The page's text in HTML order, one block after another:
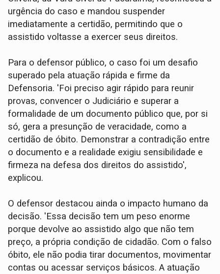
urgência do caso e mandou suspender
imediatamente a certidão, permitindo que o
assistido voltasse a exercer seus direitos.
Para o defensor público, o caso foi um desafio
superado pela atuação rápida e firme da
Defensoria. 'Foi preciso agir rápido para reunir
provas, convencer o Judiciário e superar a
formalidade de um documento público que, por si
só, gera a presunção de veracidade, como a
certidão de óbito. Demonstrar a contradição entre
o documento e a realidade exigiu sensibilidade e
firmeza na defesa dos direitos do assistido',
explicou.
O defensor destacou ainda o impacto humano da
decisão. 'Essa decisão tem um peso enorme
porque devolve ao assistido algo que não tem
preço, a própria condição de cidadão. Com o falso
óbito, ele não podia tirar documentos, movimentar
contas ou acessar serviços básicos. A atuação